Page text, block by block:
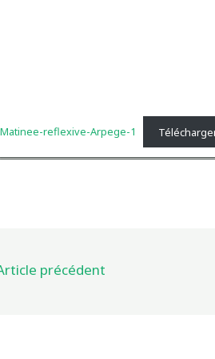
Matinee-reflexive-Arpege-1
précédent